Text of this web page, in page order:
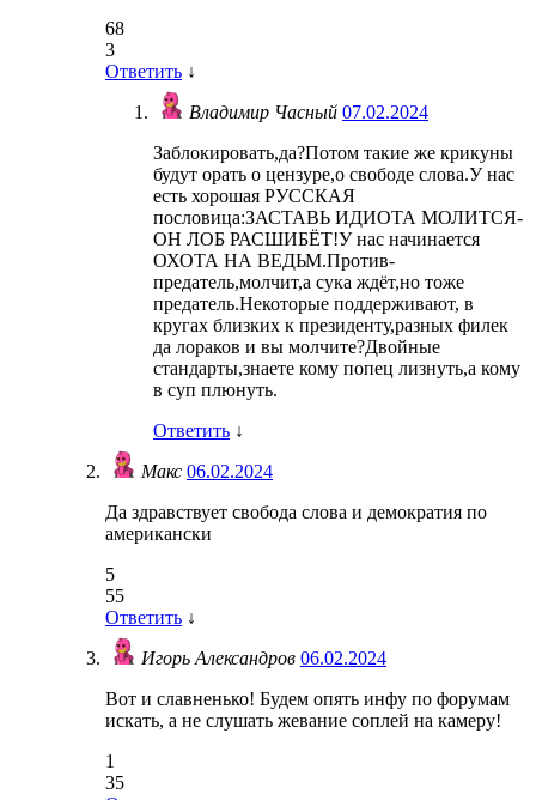
68
3
Ответить ↓
Владимир Часный 07.02.2024
Заблокировать,да?Потом такие же крикуны
будут орать о цензуре,о свободе слова.У нас
есть хорошая РУССКАЯ
пословица:ЗАСТАВЬ ИДИОТА МОЛИТСЯ-
ОН ЛОБ РАСШИБЁТ!У нас начинается
ОХОТА НА ВЕДЬМ.Против-
предатель,молчит,а сука ждёт,но тоже
предатель.Некоторые поддерживают, в
кругах близких к президенту,разных филек
да лораков и вы молчите?Двойные
стандарты,знаете кому попец лизнуть,а кому
в суп плюнуть.
Ответить ↓
Макс 06.02.2024
Да здравствует свобода слова и демократия по
американски
5
55
Ответить ↓
Игорь Александров 06.02.2024
Вот и славненько! Будем опять инфу по форумам
искать, а не слушать жевание соплей на камеру!
1
35